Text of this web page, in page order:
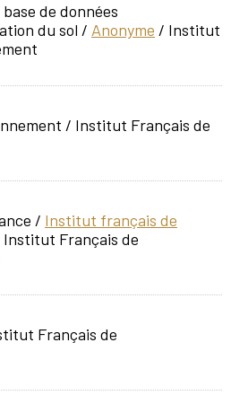
de données
du sol / Anonyme / Institut
/ Institut Français de
/ Institut français de
Institut Français de
Français de